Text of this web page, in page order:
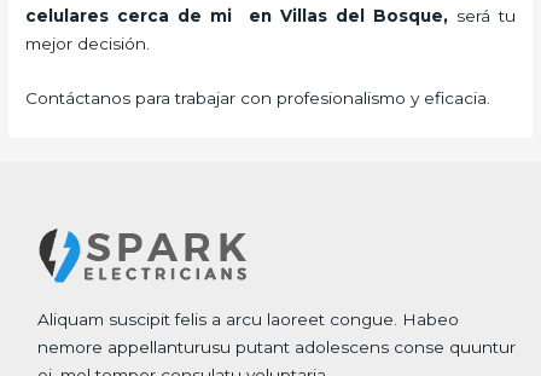
celulares cerca de mi en Villas del Bosque, será tu
mejor decisión.
Contáctanos para trabajar con profesionalismo y eficacia.
Aliquam suscipit felis a arcu laoreet congue. Habeo
nemore appellanturusu putant adolescens conse quuntur